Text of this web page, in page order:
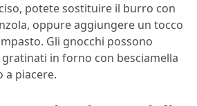
potete sostituire il burro con
oppure aggiungere un tocco
Gli gnocchi possono
in forno con besciamella
a piacere.